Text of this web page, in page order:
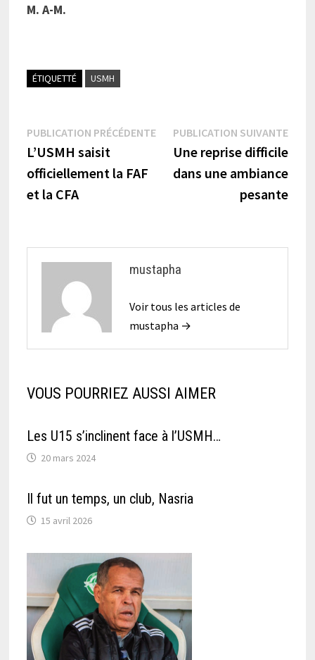
M. A-M.
ÉTIQUETTÉ USMH
Navigation
de
l’article
PUBLICATION PRÉCÉDENTEPublication
précédente :
L’USMH saisit
officiellement la FAF
et la CFA
PUBLICATION SUIVANTE
Une reprise difficile
dans une ambiance
pesante
mustapha
Voir tous les articles de
mustapha →
VOUS POURRIEZ AUSSI AIMER
Les U15 s’inclinent face à l’USMH…
20 mars 2024
Il fut un temps, un club, Nasria
15 avril 2026